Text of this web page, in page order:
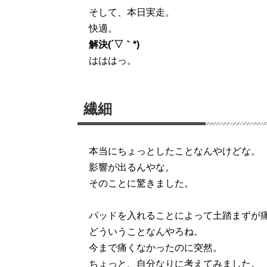
そして、本日実走。
快適。
解決(´▽｀*)
はははっ。
繊細
本当にちょっとしたことなんやけどな。
影響が出るんやな。
そのことに驚きました。
パッドを入れることによって土踏まずが
どういうことなんやろね。
今まで痛くなかったのに突然。
ちょっと、自分なりに考えてみました。